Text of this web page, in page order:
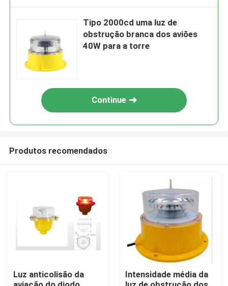
Tipo 2000cd uma luz de
obstrução branca dos aviões
40W para a torre
Continue
Produtos recomendados
Luz anticolisão da
Intensidade média da